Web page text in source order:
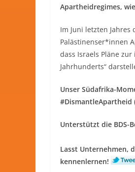
Apartheidregimes,
Im Juni letzten
Palästinenser*innen
dass Israels Pläne
Jahrhunderts“
Unser Südafrika-
#DismantleApartheid
Unterstützt die BDS-
Lasst Unternehmen,
kennenlernen!